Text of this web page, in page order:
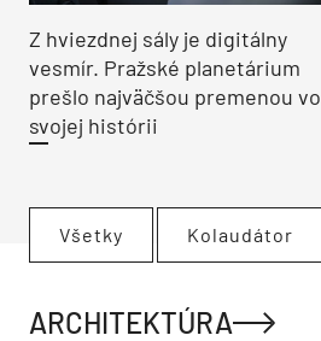
Z hviezdnej sály je digitálny
vesmír. Pražské planetárium
prešlo najväčšou premenou vo
svojej histórii
Všetky Kolaudátor
ARCHITEKTÚRA